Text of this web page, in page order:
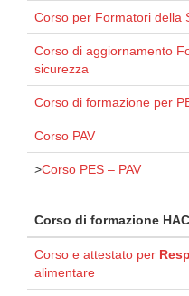
Corso per Formatori della
Corso di aggiornamento
sicurezza
Corso di formazione per
Corso PAV
>Corso PES – PAV
Corso di formazione
Corso e attestato per
alimentare